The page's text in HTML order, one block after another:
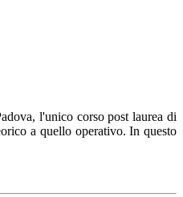
l'unico corso post laurea di
a quello operativo. In questo